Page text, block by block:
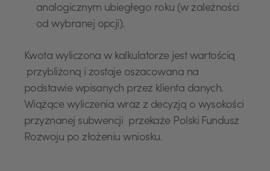
analogicznym ubiegłego roku (w zależności
od wybranej opcji).
Kwota wyliczona w kalkulatorze jest wartością
przybliżoną i zostaje oszacowana na
podstawie wpisanych przez klienta danych.
Wiążące wyliczenia wraz z decyzją o wysokości
przyznanej subwencji przekaże Polski Fundusz
Rozwoju po złożeniu wniosku.
USD